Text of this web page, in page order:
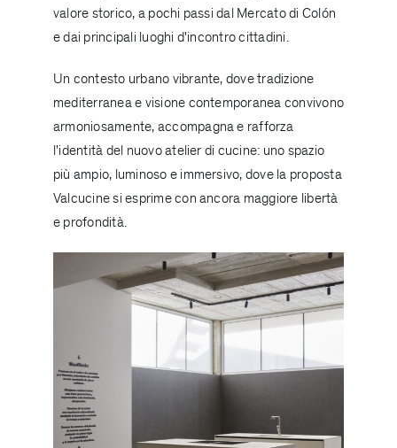
valore storico, a pochi passi dal Mercato di Colón
e dai principali luoghi d'incontro cittadini.
Un contesto urbano vibrante, dove tradizione
mediterranea e visione contemporanea convivono
armoniosamente, accompagna e rafforza
l'identità del nuovo atelier di cucine: uno spazio
più ampio, luminoso e immersivo, dove la proposta
Valcucine si esprime con ancora maggiore libertà
e profondità.